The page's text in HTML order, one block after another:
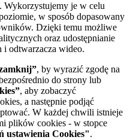
Wykorzystujemy je w celu
w sposób dopasowany
Dzięki temu możliwe
oraz udostępnianie
i odtwarzacza wideo.
, by wyrazić zgodę na
do strony lub
, aby zobaczyć
a następnie podjąć
W każdej chwili istnieje
plików cookies - w stopce
ustawienia Cookies".